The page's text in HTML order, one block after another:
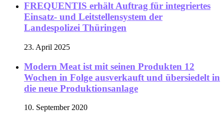
FREQUENTIS erhält Auftrag für integriertes
Einsatz- und Leitstellensystem der
Landespolizei Thüringen
23. April 2025
Modern Meat ist mit seinen Produkten 12
Wochen in Folge ausverkauft und übersiedelt in
die neue Produktionsanlage
10. September 2020